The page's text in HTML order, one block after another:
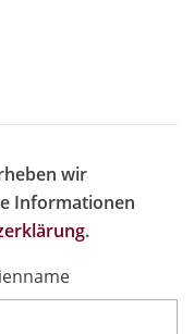
wir
Informationen
.